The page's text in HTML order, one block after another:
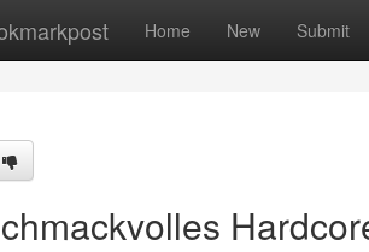
Home New Submit